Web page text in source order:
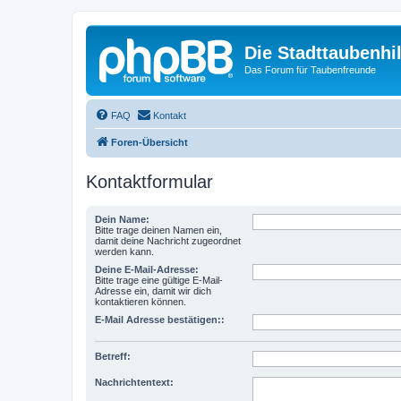
Die
Das Forum für Taubenfreunde
FAQ Kontakt
Foren-Übersicht
Kontaktformular
Dein Name:
Bitte trage deinen Namen ein,
damit deine Nachricht zugeordnet
werden kann.
Deine E-Mail-Adresse:
Bitte trage eine gültige E-Mail-
Adresse ein, damit wir dich
kontaktieren können.
E-Mail Adresse bestätigen::
Betreff:
Nachrichtentext: